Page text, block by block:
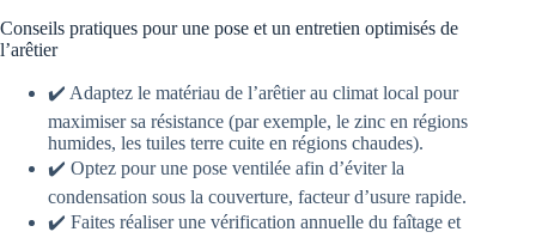
Conseils pratiques pour une pose et un entretien optimisés de
l’arêtier
✔️ Adaptez le matériau de l’arêtier au climat local pour
maximiser sa résistance (par exemple, le zinc en régions
humides, les tuiles terre cuite en régions chaudes).
✔️ Optez pour une pose ventilée afin d’éviter la
condensation sous la couverture, facteur d’usure rapide.
✔️ Faites réaliser une vérification annuelle du faîtage et